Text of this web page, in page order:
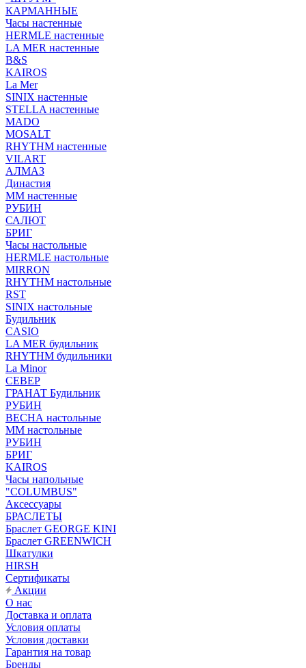
КАРМАННЫЕ
Часы настенные
HERMLE настенные
LA MER настенные
B&S
KAIROS
La Mer
SINIX настенные
STELLA настенные
MADO
MOSALT
RHYTHM настенные
VILART
АЛМАЗ
Династия
ММ настенные
РУБИН
САЛЮТ
БРИГ
Часы настольные
HERMLE настольные
MIRRON
RHYTHM настольные
RST
SINIX настольные
Будильник
CASIO
LA MER будильник
RHYTHM будильники
La Minor
СЕВЕР
ГРАНАТ Будильник
РУБИН
ВЕСНА настольные
ММ настольные
РУБИН
БРИГ
KAIROS
Часы напольные
"COLUMBUS"
Аксессуары
БРАСЛЕТЫ
Браслет GEORGE KINI
Браслет GREENWICH
Шкатулки
HIRSH
Сертификаты
Акции
О нас
Доставка и оплата
Условия оплаты
Условия доставки
Гарантия на товар
Бренды